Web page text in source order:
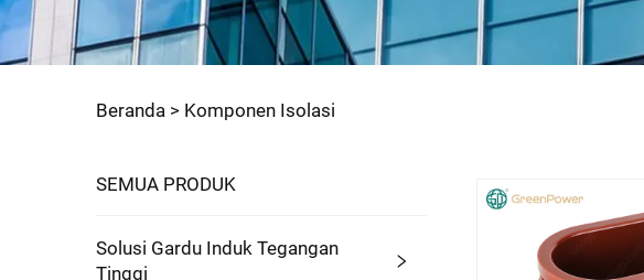
Beranda > Komponen Isolasi
SEMUA PRODUK
Solusi Gardu Induk Tegangan
Tinggi